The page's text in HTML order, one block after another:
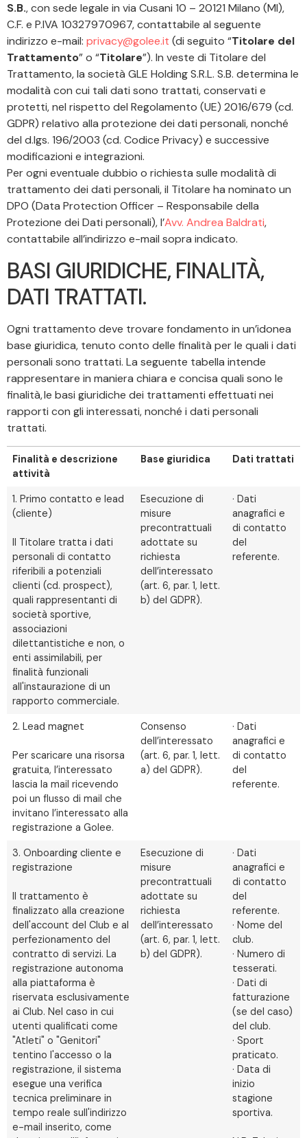
S.B., con sede legale in via Cusani 10 – 20121 Milano (MI),
C.F. e P.IVA 10327970967, contattabile al seguente
indirizzo e-mail: privacy@golee.it (di seguito “Titolare del
Trattamento” o “Titolare”). In veste di Titolare del
Trattamento, la società GLE Holding S.R.L. S.B. determina le
modalità con cui tali dati sono trattati, conservati e
protetti, nel rispetto del Regolamento (UE) 2016/679 (cd.
GDPR) relativo alla protezione dei dati personali, nonché
del d.lgs. 196/2003 (cd. Codice Privacy) e successive
modificazioni e integrazioni.
Per ogni eventuale dubbio o richiesta sulle modalità di
trattamento dei dati personali, il Titolare ha nominato un
DPO (Data Protection Officer – Responsabile della
Protezione dei Dati personali), l’Avv. Andrea Baldrati,
contattabile all’indirizzo e-mail sopra indicato.
BASI GIURIDICHE, FINALITÀ,
DATI TRATTATI.
Ogni trattamento deve trovare fondamento in un’idonea
base giuridica, tenuto conto delle finalità per le quali i dati
personali sono trattati. La seguente tabella intende
rappresentare in maniera chiara e concisa quali sono le
finalità, le basi giuridiche dei trattamenti effettuati nei
rapporti con gli interessati, nonché i dati personali
trattati.
Finalità e descrizione
attività
Base giuridica Dati trattati
1. Primo contatto e lead
(cliente)
Il Titolare tratta i dati
personali di contatto
riferibili a potenziali
clienti (cd. prospect),
quali rappresentanti di
società sportive,
associazioni
dilettantistiche e non, o
enti assimilabili, per
finalità funzionali
all'instaurazione di un
rapporto commerciale.
Esecuzione di
misure
precontrattuali
adottate su
richiesta
dell’interessato
(art. 6, par. 1, lett.
b) del GDPR).
· Dati
anagrafici e
di contatto
del
referente.
2. Lead magnet
Per scaricare una risorsa
gratuita, l’interessato
lascia la mail ricevendo
poi un flusso di mail che
invitano l’interessato alla
registrazione a Golee.
Consenso
dell’interessato
(art. 6, par. 1, lett.
a) del GDPR).
· Dati
anagrafici e
di contatto
del
referente.
3. Onboarding cliente e
registrazione
Il trattamento è
finalizzato alla creazione
dell'account del Club e al
perfezionamento del
contratto di servizi. La
registrazione autonoma
alla piattaforma è
riservata esclusivamente
ai Club. Nel caso in cui
utenti qualificati come
"Atleti" o "Genitori"
tentino l'accesso o la
registrazione, il sistema
esegue una verifica
tecnica preliminare in
tempo reale sull'indirizzo
e-mail inserito, come
Esecuzione di
misure
precontrattuali
adottate su
richiesta
dell’interessato
(art. 6, par. 1, lett.
b) del GDPR).
· Dati
anagrafici e
di contatto
del
referente.
· Nome del
club.
· Numero di
tesserati.
· Dati di
fatturazione
(se del caso)
del club.
· Sport
praticato.
· Data di
inizio
stagione
sportiva.